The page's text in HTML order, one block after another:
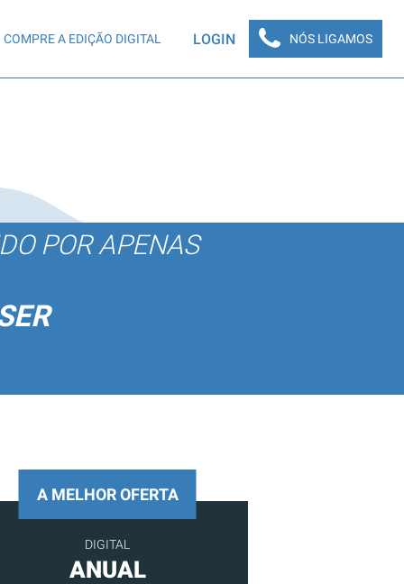
COMPRE A EDIÇÃO DIGITAL LOGIN NÓS LIGAMOS
POR APENAS
A MELHOR OFERTA
DIGITAL
ANUAL